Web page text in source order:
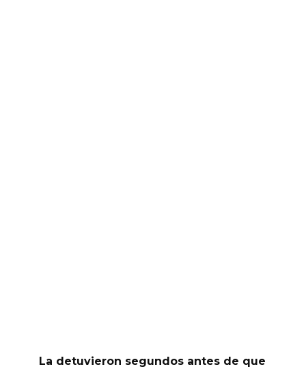
La detuvieron segundos antes de que